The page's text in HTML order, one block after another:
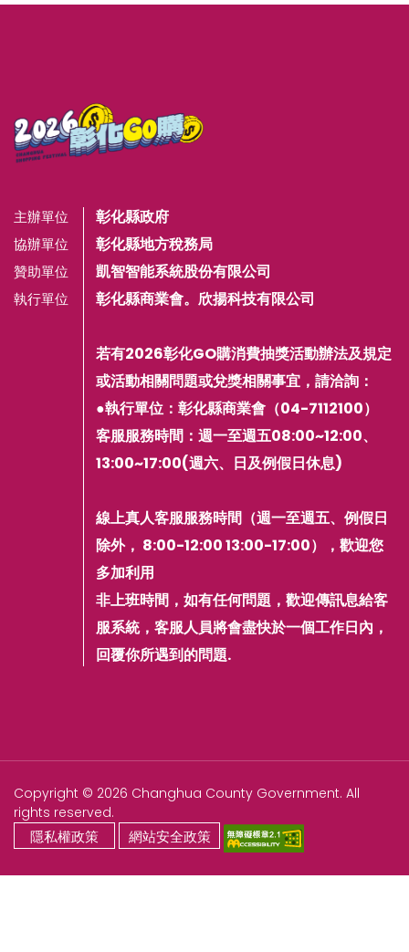
主辦單位 彰化縣政府
協辦單位 彰化縣地方稅務局
贊助單位 凱智智能系統股份有限公司
執行單位 彰化縣商業會。欣揚科技有限公司
若有2026彰化GO購消費抽獎活動辦法及規定
或活動相關問題或兌獎相關事宜，請洽詢：
●執行單位：彰化縣商業會（04-7112100）
客服服務時間：週一至週五08:00~12:00、
13:00~17:00(週六、日及例假日休息)
線上真人客服服務時間（週一至週五、例假日
除外， 8:00-12:00 13:00-17:00），歡迎您
多加利用
非上班時間，如有任何問題，歡迎傳訊息給客
服系統，客服人員將會盡快於一個工作日內，
回覆你所遇到的問題.
Copyright © 2026 Changhua County Government. All
rights reserved.
隱私權政策 網站安全政策